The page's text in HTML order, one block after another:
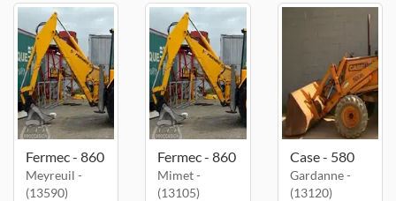
Fermec - 860
Meyreuil -
(13590)
Fermec - 860
Mimet -
(13105)
Case - 580
Gardanne -
(13120)